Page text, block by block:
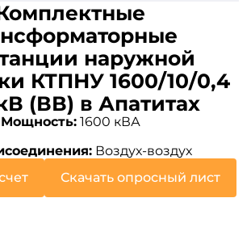
наружной
КТПНУ 1600/10/0,4
(ВВ) в Апатитах
Мощность:1600 кВА
Воздух-воздух
Скачать опросный лист